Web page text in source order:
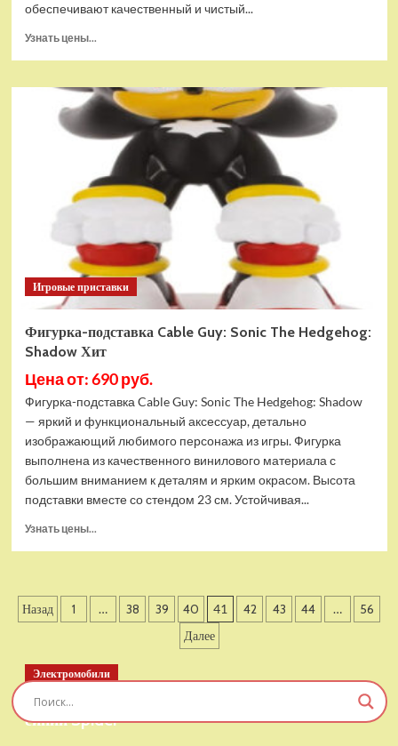
обеспечивают качественный и чистый...
Узнать цены...
Беспроводные
наушники
SteelSeries
Arctis
Wireless
Хит
Игровые приставки
Фигурка-подставка Cable Guy: Sonic The Hedgehog:
Shadow Хит
Цена от: 690 руб.
Фигурка-подставка Cable Guy: Sonic The Hedgehog: Shadow
— яркий и функциональный аксессуар, детально
изображающий любимого персонажа из игры. Фигурка
выполнена из качественного винилового материала с
большим вниманием к деталям и ярким окрасом. Высота
подставки вместе со стендом 23 см. Устойчивая...
Узнать цены...
подставка
Cable
The
Hedgehog:
Пагинация
Назад 1 … 38 39 40 41 42 43 44 …
56
Далее
Электромобили
Детский электромобиль RiverToys T777TT 4WD
синий Spider